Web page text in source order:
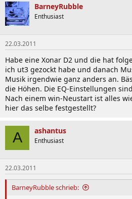
BarneyRubble
Enthusiast
22.03.2011
Habe eine Xonar D2 und die hat
ich ut3 gezockt habe und danach
Musik irgendwie ganz anders an.
die Höhen. Die EQ-Einstellungen
Nach einem win-Neustart ist alles
hier das selbe festgestellt?
A ashantus
Enthusiast
22.03.2011
BarneyRubble schrieb: